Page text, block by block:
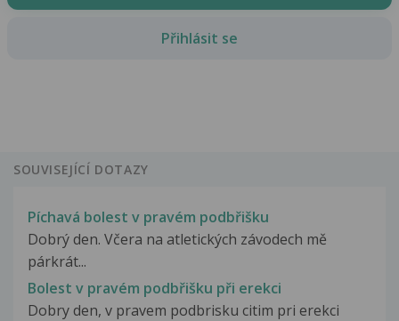
Přihlásit se
SOUVISEJÍCÍ DOTAZY
Píchavá bolest v pravém podbřišku
Dobrý den. Včera na atletických závodech mě
párkrát...
Bolest v pravém podbřišku při erekci
Dobry den, v pravem podbrisku citim pri erekci